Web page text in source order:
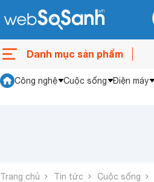
Danh mục sản phẩm
Công nghệ Cuộc sống Điện máy
Trang chủ Tin tức Cuộc sống